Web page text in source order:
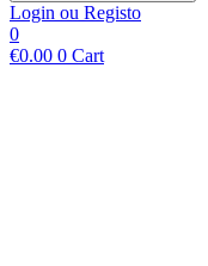
Login ou Registo
0
€0.00 0 Cart